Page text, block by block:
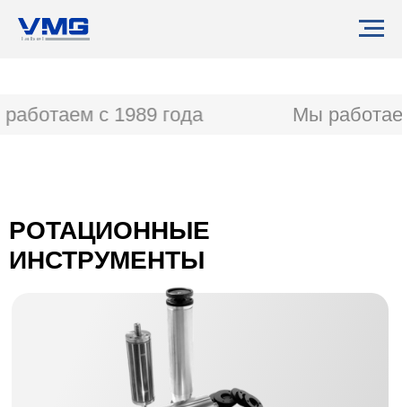
с 1989 года Мы
РОТАЦИОННЫЕ
ИНСТРУМЕНТЫ